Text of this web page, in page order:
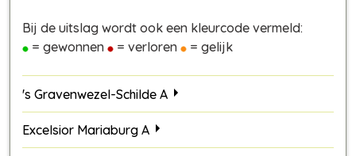
Bij de uitslag wordt ook een kleurcode vermeld:
= gewonnen
= verloren = gelijk
's Gravenwezel-Schilde A
Excelsior Mariaburg A